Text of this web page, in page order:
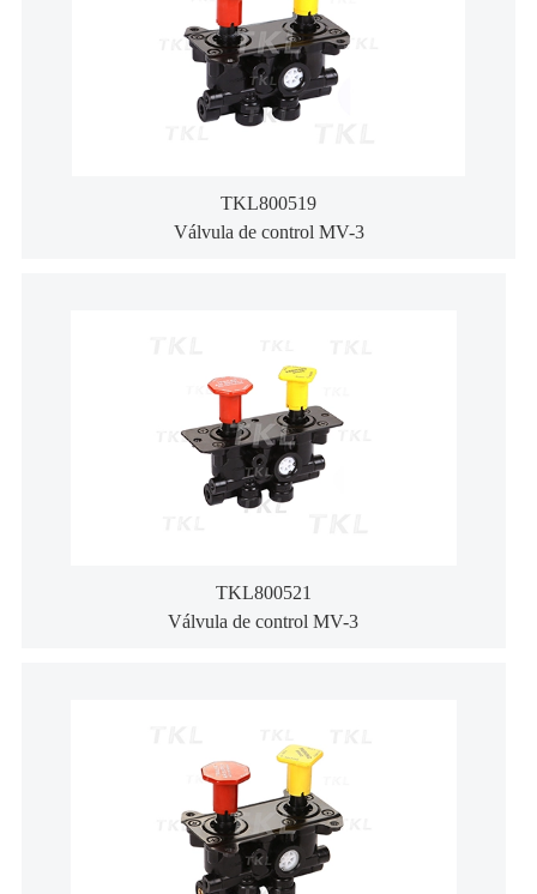
TKL800519
Válvula de control MV-3
TKL800521
Válvula de control MV-3